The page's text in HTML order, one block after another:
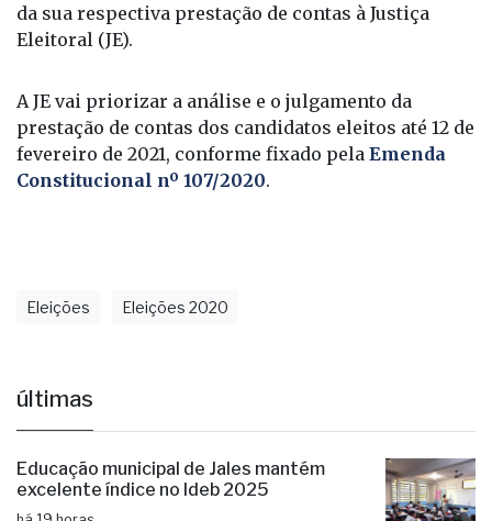
da sua respectiva prestação de contas à Justiça
Eleitoral (JE).
A JE vai priorizar a análise e o julgamento da
prestação de contas dos candidatos eleitos até 12 de
fevereiro de 2021, conforme fixado pela Emenda
Constitucional nº 107/2020.
Eleições Eleições 2020
últimas
Educação municipal de Jales mantém
excelente índice no Ideb 2025